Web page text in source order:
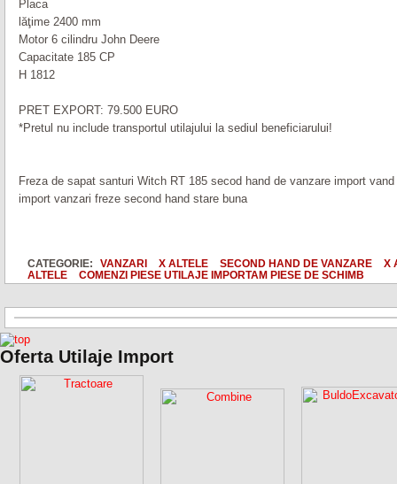
Placa
lăţime 2400 mm
Motor 6 cilindru John Deere
Capacitate 185 CP
H 1812
PRET EXPORT: 79.500 EURO
*Pretul nu include transportul utilajului la sediul beneficiarului!
Freza de sapat santuri Witch RT 185 secod hand de vanzare import
import vanzari freze second hand stare buna
CATEGORIE: VANZARI X ALTELE SECOND HAND DE VANZARE
X
ALTELE
COMENZI PIESE UTILAJE IMPORTAM PIESE DE SCHIMB
Oferta Utilaje Import